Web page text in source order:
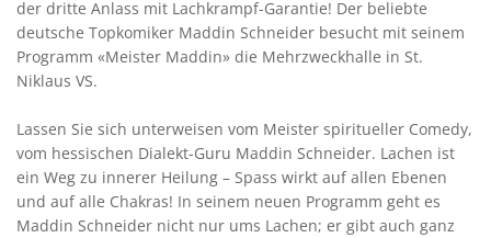
der dritte Anlass mit Lachkrampf-Garantie! Der beliebte
deutsche Topkomiker Maddin Schneider besucht mit seinem
Programm «Meister Maddin» die Mehrzweckhalle in St.
Niklaus VS.
Lassen Sie sich unterweisen vom Meister spiritueller Comedy,
vom hessischen Dialekt-Guru Maddin Schneider. Lachen ist
ein Weg zu innerer Heilung – Spass wirkt auf allen Ebenen
und auf alle Chakras! In seinem neuen Programm geht es
Maddin Schneider nicht nur ums Lachen; er gibt auch ganz